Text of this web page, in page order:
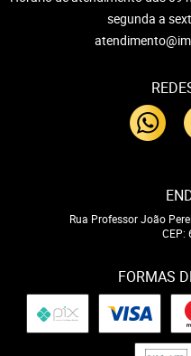
segunda a
Rua Professor João
CEP:
FORMAS